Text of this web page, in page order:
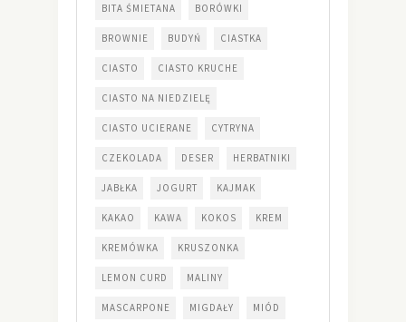
BITA ŚMIETANA BORÓWKI
BROWNIE BUDYŃ CIASTKA
CIASTO CIASTO KRUCHE
CIASTO NA NIEDZIELĘ
CIASTO UCIERANE CYTRYNA
CZEKOLADA DESER HERBATNIKI
JABŁKA JOGURT KAJMAK
KAKAO KAWA KOKOS KREM
KREMÓWKA KRUSZONKA
LEMON CURD MALINY
MASCARPONE MIGDAŁY MIÓD